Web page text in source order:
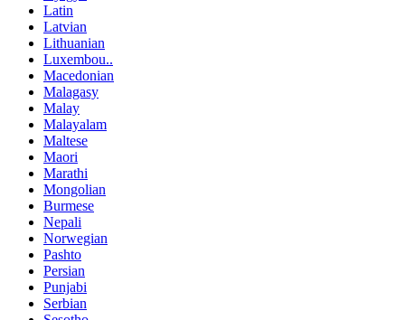
Latin
Latvian
Lithuanian
Luxembou..
Macedonian
Malagasy
Malay
Malayalam
Maltese
Maori
Marathi
Mongolian
Burmese
Nepali
Norwegian
Pashto
Persian
Punjabi
Serbian